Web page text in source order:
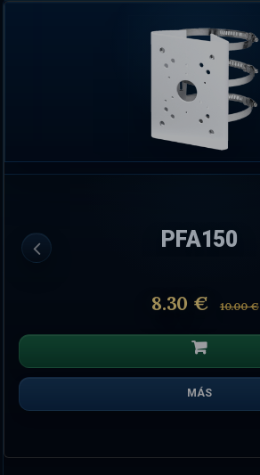
PFA150
8.30 € 10.00 €
MÁS